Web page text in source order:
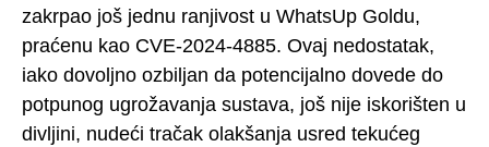
zakrpao još jednu ranjivost u WhatsUp Goldu,
praćenu kao CVE-2024-4885. Ovaj nedostatak,
iako dovoljno ozbiljan da potencijalno dovede do
potpunog ugrožavanja sustava, još nije iskorišten u
divljini, nudeći tračak olakšanja usred tekućeg